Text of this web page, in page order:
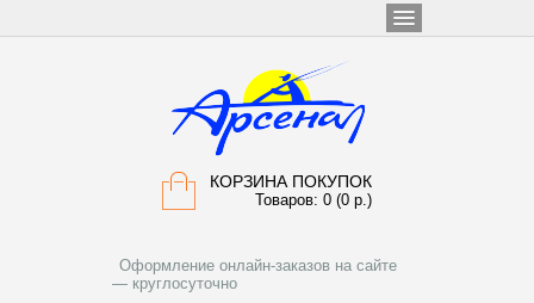
КОРЗИНА ПОКУПОК
Товаров: 0 (0 р.)
Оформление онлайн-заказов на сайте
— круглосуточно